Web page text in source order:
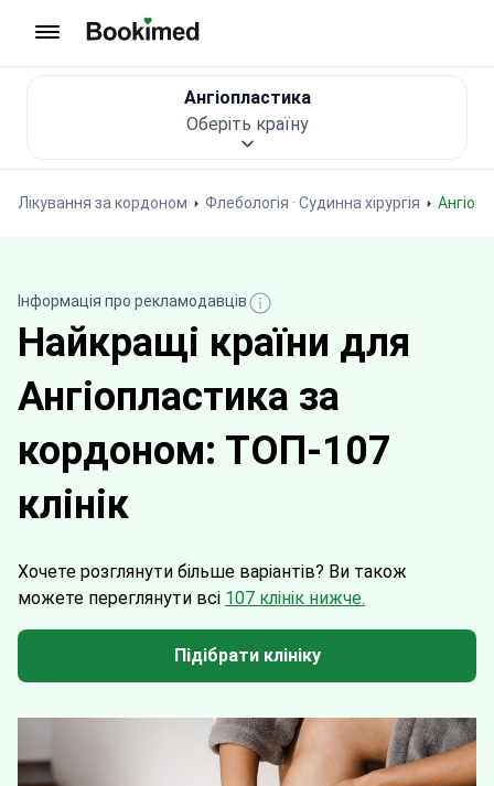
Лікування за кордоном Флебологія · Судинна хірургія
Ангіопластика
Оберіть країну
Інформація про рекламодавців
Найкращі країни для
Ангіопластика за
кордоном: ТОП-107
клінік
Хочете розглянути більше варіантів? Ви також
можете переглянути всі 107 клінік нижче.
Підібрати клініку